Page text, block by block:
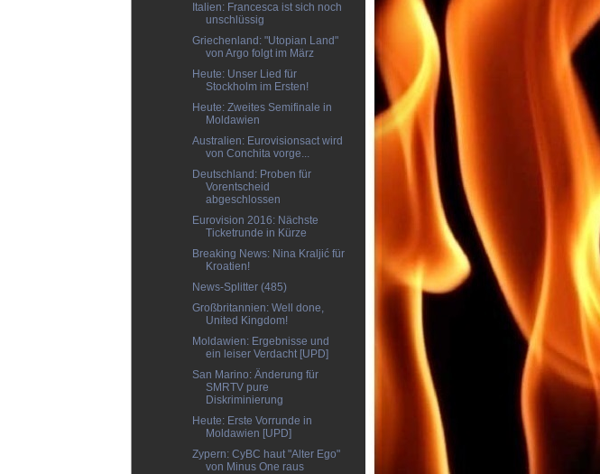
Italien: Francesca ist sich noch
unschlüssig
Griechenland: "Utopian Land"
von Argo folgt im März
Heute: Unser Lied für
Stockholm im Ersten!
Heute: Zweites Semifinale in
Moldawien
Australien: Eurovisionsact wird
von Conchita vorge...
Deutschland: Proben für
Vorentscheid
abgeschlossen
Eurovision 2016: Nächste
Ticketrunde in Kürze
Breaking News: Nina Kraljić für
Kroatien!
News-Splitter (485)
Großbritannien: Well done,
United Kingdom!
Moldawien: Ergebnisse und
ein leiser Verdacht [UPD]
San Marino: Änderung für
SMRTV pure
Diskriminierung
Heute: Erste Vorrunde in
Moldawien [UPD]
Zypern: CyBC haut "Alter Ego"
von Minus One raus